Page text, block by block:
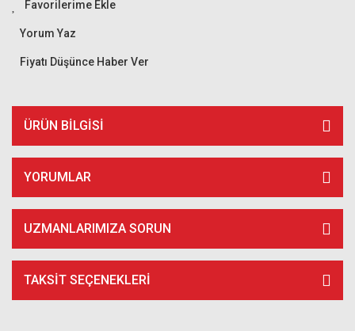
Yorum Yaz
Fiyatı Düşünce Haber Ver
ÜRÜN BILGISI
YORUMLAR
UZMANLARIMIZA SORUN
TAKSIT SEÇENEKLERI